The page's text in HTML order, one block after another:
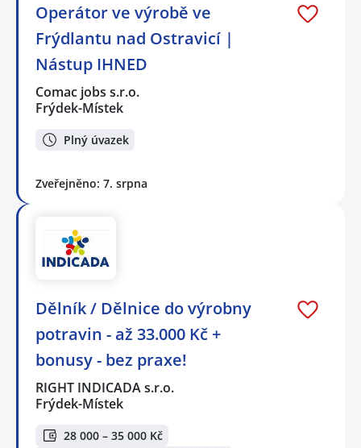
Operátor ve výrobě ve
Frýdlantu nad Ostravicí |
Nástup IHNED
Comac jobs s.r.o.
Frýdek-Místek
Plný úvazek
Zveřejněno: 7. srpna
Dělník / Dělnice do výrobny
potravin - až 33.000 Kč +
bonusy - bez praxe!
RIGHT INDICADA s.r.o.
Frýdek-Místek
28 000 – 35 000 Kč